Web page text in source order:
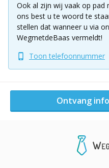
Een vragenronde over
Een muziekronde van
Year
Een actieronde: wie
Een
Een spannende finale
Inclusief kerstchocolade,
quizmasters volledig in
BedrijfsuitjeQuiz.nl?
is. Dit is een
Ook al zijn wij vaak op
ons best u te woord te
stellen dat wanneer u via
WegmetdeBaas vermeldt!
Toon telefoonnummer
Ontvang